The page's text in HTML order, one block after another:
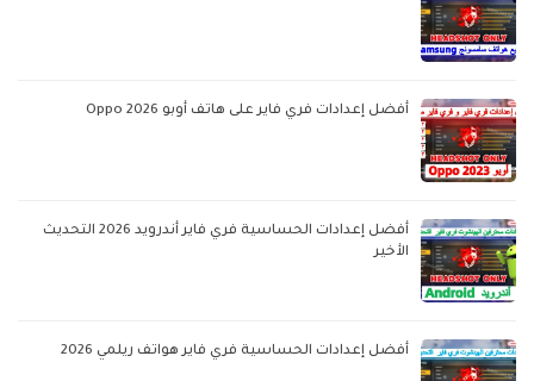
أفضل إعدادات فري فاير على هاتف أوبو Oppo 2026
أفضل إعدادات الحساسية فري فاير أندرويد 2026 التحديث
الأخير
أفضل إعدادات الحساسية فري فاير هواتف ريلمي 2026